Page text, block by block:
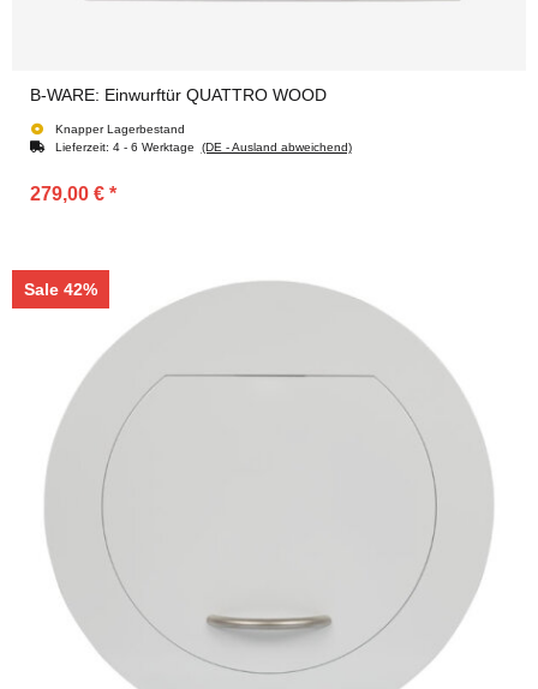
B-WARE: Einwurftür QUATTRO WOOD
Knapper Lagerbestand
Lieferzeit: 4 - 6 Werktage (DE - Ausland abweichend)
279,00 € *
Sale 42%